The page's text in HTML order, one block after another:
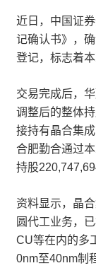
近日，中国证
记确认书》，
登记，标志着
交易完成后，
调整后的整体
接持有晶合集
合肥勤合通过
持股
资料显示，晶
圆代工业务，
CU等在内的多
0nm至40nm制